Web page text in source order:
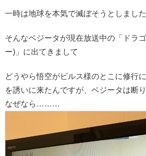
一時は地球を本気で滅ぼそうとしました
そんなベジータが現在放送中の「ドラ
ー)」に出てきまして
どうやら悟空がビルス様のとこに修行
を誘いに来たんですが、ベジータは断
なぜなら………